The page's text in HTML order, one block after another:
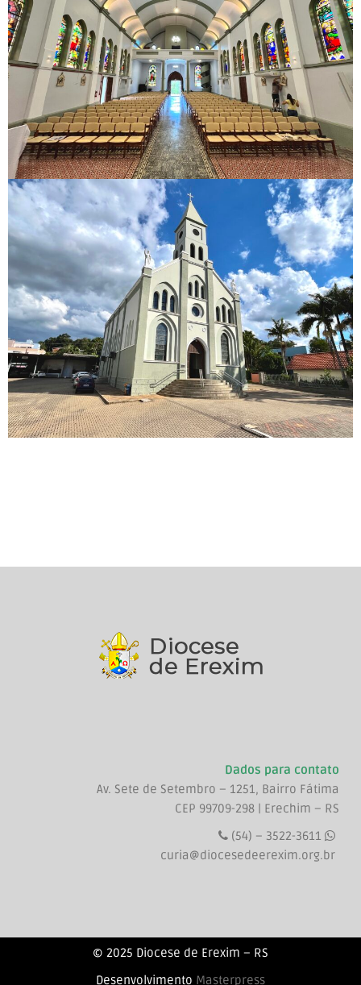
Dados para contato
Av. Sete de Setembro – 1251, Bairro Fátima
CEP 99709-298 | Erechim – RS
(54) – 3522-3611
curia@diocesedeerexim.org.br
© 2025 Diocese de Erexim – RS
Desenvolvimento Masterpress